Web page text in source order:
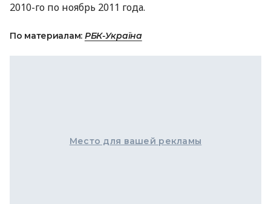
2010-го по ноябрь 2011 года.
По материалам: РБК-Україна
Место для вашей рекламы